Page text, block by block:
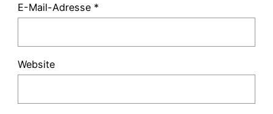
E-Mail-Adresse *
Website